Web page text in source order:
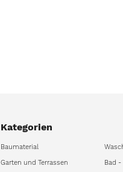
Kategorien
Baumaterial
Garten und Terrassen
Bad -